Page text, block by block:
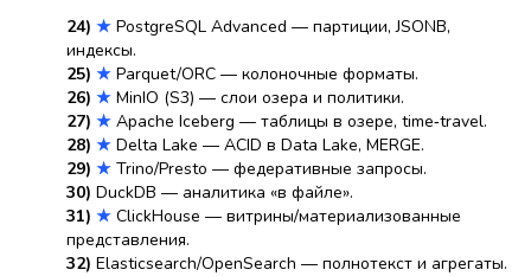
24) ★ PostgreSQL Advanced — партиции, JSONB,
индексы.
25) ★ Parquet/ORC — колоночные форматы.
26) ★ MinIO (S3) — слои озера и политики.
27) ★ Apache Iceberg — таблицы в озере, time‑travel.
28) ★ Delta Lake — ACID в Data Lake, MERGE.
29) ★ Trino/Presto — федеративные запросы.
30) DuckDB — аналитика «в файле».
31) ★ ClickHouse — витрины/материализованные
представления.
32) Elasticsearch/OpenSearch — полнотекст и агрегаты.